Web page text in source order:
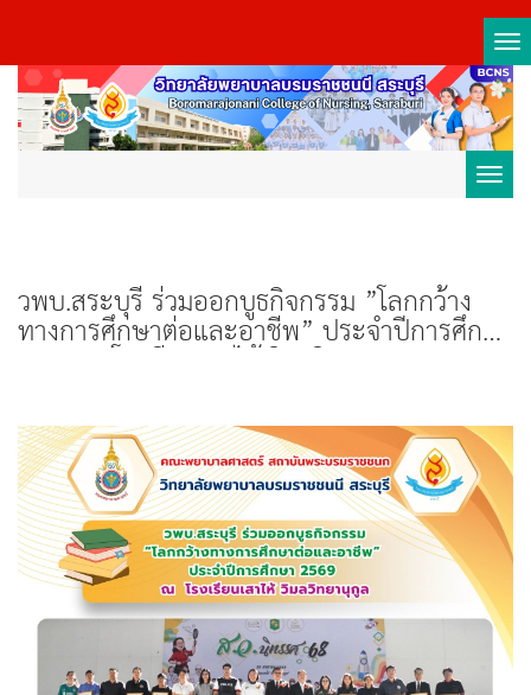
วพบ.สระบุรี ร่วมออกบูธกิจกรรม ”โลกกว้าง
ทางการศึกษาต่อและอาชีพ” ประจำปีการศึกษา
2569 ณ โรงเรียนเสาไห้ วิมลวิทยานุกูล